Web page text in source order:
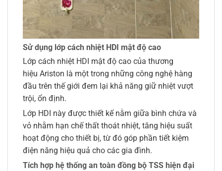
Sử dụng lớp cách nhiệt HDI mật độ cao
Lớp cách nhiệt HDI mật độ cao của thương
hiệu Ariston là một trong những công nghệ hàng
đầu trên thế giới đem lại khả năng giữ nhiệt vượt
trội, ổn định.
Lớp HDI này được thiết kế nằm giữa bình chứa và
vỏ nhằm hạn chế thất thoát nhiệt, tăng hiệu suất
hoạt động cho thiết bị, từ đó góp phần tiết kiệm
điện năng hiệu quả cho các gia đình.
Tích hợp hệ thống an toàn đồng bộ TSS hiện đại